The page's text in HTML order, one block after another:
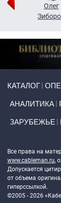
Олег
КАТАЛОГ
АНАЛИТИКА
ЗАРУБЕЖЬЕ
Все права на
www.cableman.ru,
Допускается
от объема
гиперссылкой.
©2005 - 2026